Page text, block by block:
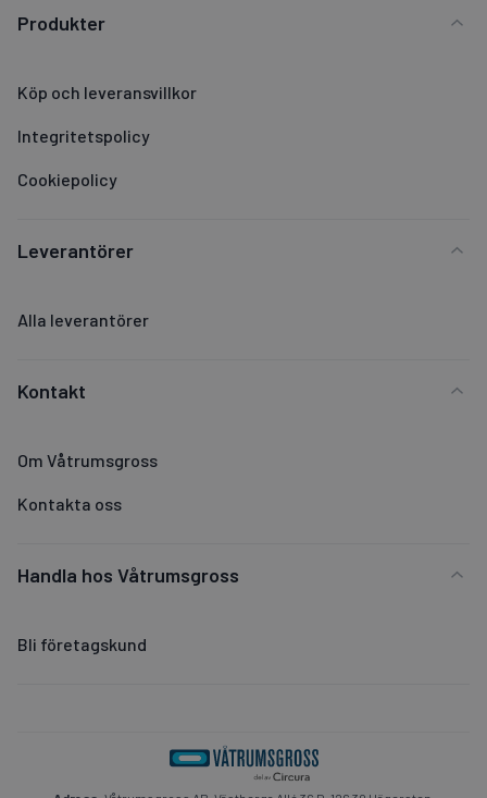
Produkter
Köp och leveransvillkor
Integritetspolicy
Cookiepolicy
Leverantörer
Alla leverantörer
Kontakt
Om Våtrumsgross
Kontakta oss
Handla hos Våtrumsgross
Bli företagskund